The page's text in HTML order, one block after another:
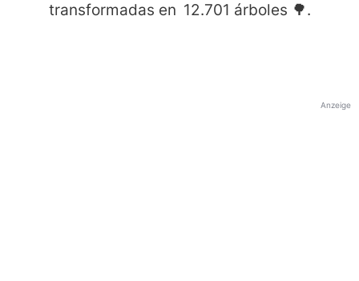
transformadas en 12.701 árboles 🌳.
Anzeige